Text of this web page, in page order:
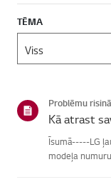
TĒMA
Problēmu
Kā atrast
Īsumā-----LG
modeļa